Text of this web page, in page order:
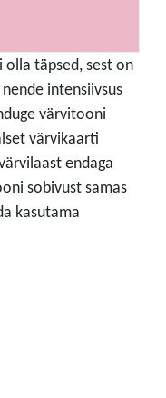
täpsed, sest on
intensiivsus
värvitooni
värvikaarti
endaga
sobivust samas
kasutama